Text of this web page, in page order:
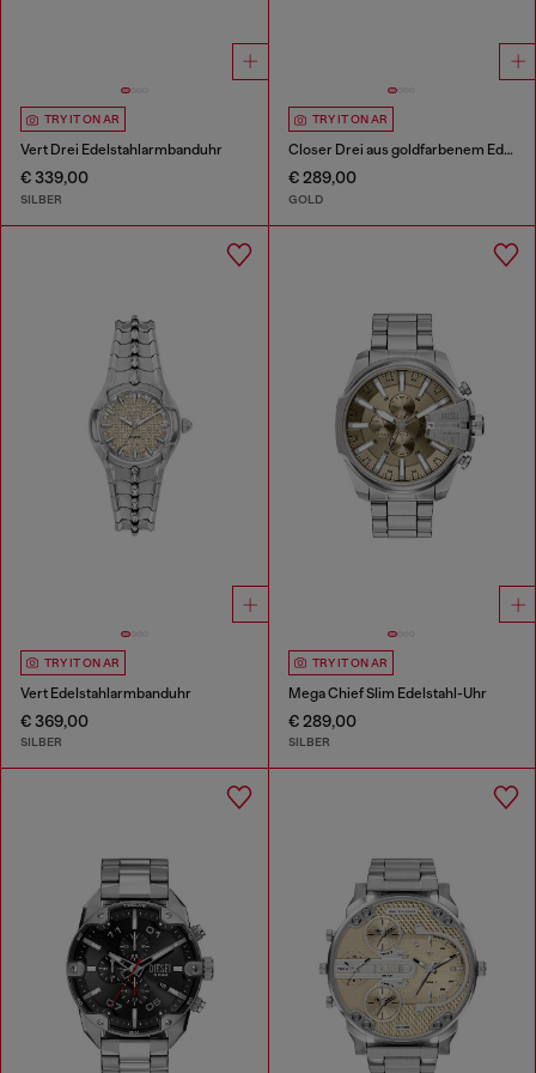
TRY IT ON AR
Vert Drei Edelstahlarmbanduhr
€ 339,00
SILBER
TRY IT ON AR
Closer Drei aus goldfarbenem Edelstahl
€ 289,00
GOLD
TRY IT ON AR
Vert Edelstahlarmbanduhr
€ 369,00
SILBER
TRY IT ON AR
Mega Chief Slim Edelstahl-Uhr
€ 289,00
SILBER